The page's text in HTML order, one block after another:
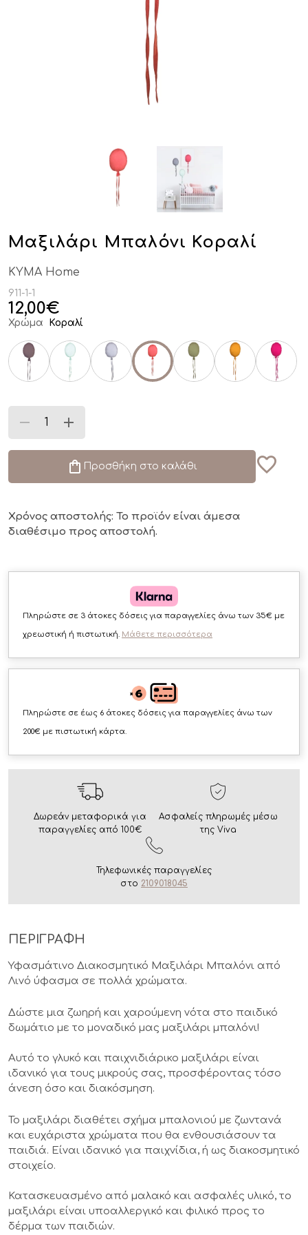
Μαξιλάρι Μπαλόνι Κοραλί
KYMA Home
911-1-1
12,00€
Χρώμα Κοραλί
Προσθήκη στο καλάθι
Χρόνος αποστολής: Το προϊόν είναι άμεσα
διαθέσιμο προς αποστολή.
Πληρώστε σε 3 άτοκες δόσεις για παραγγελίες άνω των 35€ με
χρεωστική ή πιστωτική. Μάθετε περισσότερα
Πληρώστε σε έως 6 άτοκες δόσεις για παραγγελίες άνω των
200€ με πιστωτική κάρτα.
Δωρεάν μεταφορικά για
παραγγελίες από 100€
Ασφαλείς πληρωμές μέσω
της Viva
Τηλεφωνικές παραγγελίες
στο 2109018045
ΠΕΡΙΓΡΑΦΗ
Υφασμάτινο Διακοσμητικό Μαξιλάρι Μπαλόνι από
Λινό ύφασμα σε πολλά χρώματα.
Δώστε μια ζωηρή και χαρούμενη νότα στο παιδικό
δωμάτιο με το μοναδικό μας μαξιλάρι μπαλόνι!
Αυτό το γλυκό και παιχνιδιάρικο μαξιλάρι είναι
ιδανικό για τους μικρούς σας, προσφέροντας τόσο
άνεση όσο και διακόσμηση.
Το μαξιλάρι διαθέτει σχήμα μπαλονιού με ζωντανά
και ευχάριστα χρώματα που θα ενθουσιάσουν τα
παιδιά. Είναι ιδανικό για παιχνίδια, ή ως διακοσμητικό
στοιχείο.
Κατασκευασμένο από μαλακό και ασφαλές υλικό, το
μαξιλάρι είναι υποαλλεργικό και φιλικό προς το
δέρμα των παιδιών.